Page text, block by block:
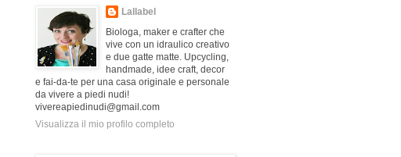
Lallabel
Biologa, maker e crafter che
vive con un idraulico creativo
e due gatte matte. Upcycling,
handmade, idee craft, decor
e fai-da-te per una casa originale e personale
da vivere a piedi nudi!
vivereapiedinudi@gmail.com
Visualizza il mio profilo completo